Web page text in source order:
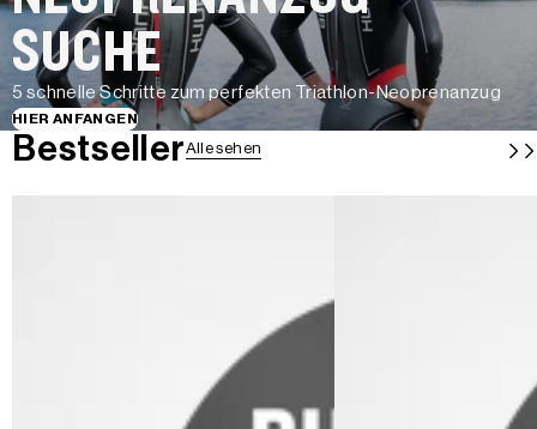
SUCHE
5 schnelle Schritte zum perfekten Triathlon-Neoprenanzug
HIER ANFANGEN
BestsellerAlle sehen